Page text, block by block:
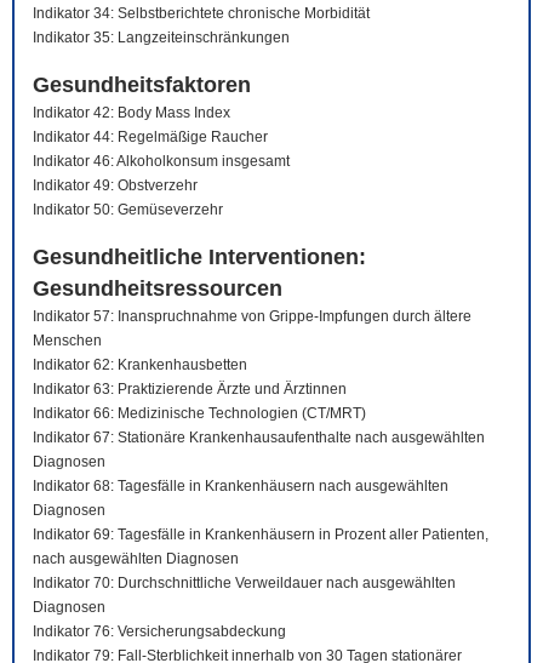
Indikator 34: Selbstberichtete chronische Morbidität
Indikator 35: Langzeiteinschränkungen
Gesundheitsfaktoren
Indikator 42: Body Mass Index
Indikator 44: Regelmäßige Raucher
Indikator 46: Alkoholkonsum insgesamt
Indikator 49: Obstverzehr
Indikator 50: Gemüseverzehr
Gesundheitliche Interventionen:
Gesundheitsressourcen
Indikator 57: Inanspruchnahme von Grippe-Impfungen durch ältere
Menschen
Indikator 62: Krankenhausbetten
Indikator 63: Praktizierende Ärzte und Ärztinnen
Indikator 66: Medizinische Technologien (CT/MRT)
Indikator 67: Stationäre Krankenhausaufenthalte nach ausgewählten
Diagnosen
Indikator 68: Tagesfälle in Krankenhäusern nach ausgewählten
Diagnosen
Indikator 69: Tagesfälle in Krankenhäusern in Prozent aller Patienten,
nach ausgewählten Diagnosen
Indikator 70: Durchschnittliche Verweildauer nach ausgewählten
Diagnosen
Indikator 76: Versicherungsabdeckung
Indikator 79: Fall-Sterblichkeit innerhalb von 30 Tagen stationärer